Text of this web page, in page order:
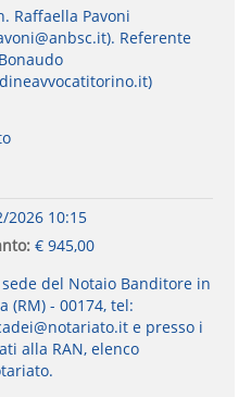
Raffaella Pavoni
Referente
2026 10:15
€ 945,00
sede del Notaio Banditore in
(RM) - 00174, tel:
e presso i
alla RAN, elenco